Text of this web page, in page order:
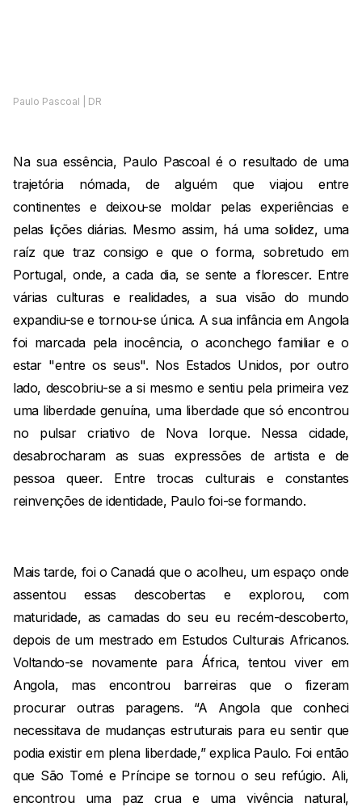
Paulo Pascoal | DR
Na sua essência, Paulo Pascoal é o resultado de uma
trajetória nómada, de alguém que viajou entre
continentes e deixou-se moldar pelas experiências e
pelas lições diárias. Mesmo assim, há uma solidez, uma
raíz que traz consigo e que o forma, sobretudo em
Portugal, onde, a cada dia, se sente a florescer. Entre
várias culturas e realidades, a sua visão do mundo
expandiu-se e tornou-se única. A sua infância em Angola
foi marcada pela inocência, o aconchego familiar e o
estar "entre os seus". Nos Estados Unidos, por outro
lado, descobriu-se a si mesmo e sentiu pela primeira vez
uma liberdade genuína, uma liberdade que só encontrou
no pulsar criativo de Nova Iorque. Nessa cidade,
desabrocharam as suas expressões de artista e de
pessoa queer. Entre trocas culturais e constantes
reinvenções de identidade, Paulo foi-se formando.
Mais tarde, foi o Canadá que o acolheu, um espaço onde
assentou essas descobertas e explorou, com
maturidade, as camadas do seu eu recém-descoberto,
depois de um mestrado em Estudos Culturais Africanos.
Voltando-se novamente para África, tentou viver em
Angola, mas encontrou barreiras que o fizeram
procurar outras paragens. “A Angola que conheci
necessitava de mudanças estruturais para eu sentir que
podia existir em plena liberdade,” explica Paulo. Foi então
que São Tomé e Príncipe se tornou o seu refúgio. Ali,
encontrou uma paz crua e uma vivência natural,